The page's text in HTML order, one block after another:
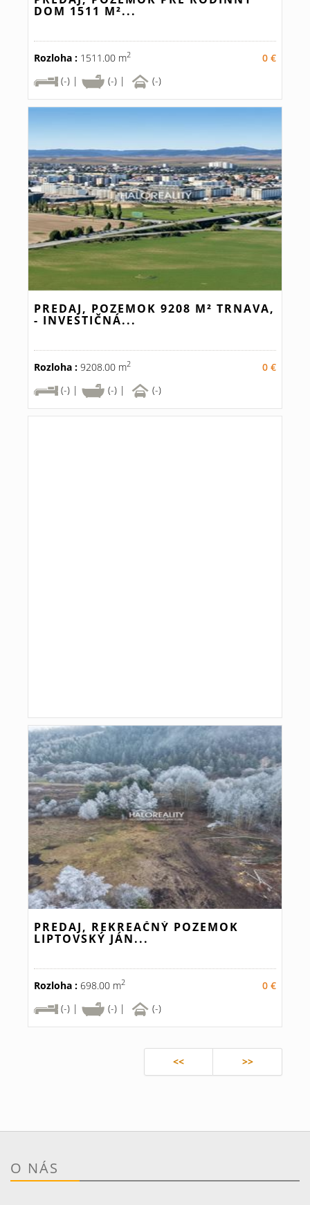
DOM 1511 M²...
Rozloha : 1511.00 m2
0 €
(-) |
(-) | (-)
PREDAJ, POZEMOK 9208 M² TRNAVA,
- INVESTIČNÁ...
Rozloha : 9208.00 m2
0 €
(-) |
(-) | (-)
PREDAJ, REKREAČNÝ POZEMOK
LIPTOVSKÝ JÁN...
Rozloha : 698.00 m2
0 €
(-) |
(-) | (-)
<< >>
O NÁS